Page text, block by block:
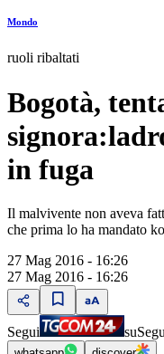
Mondo
ruoli ribaltati
Bogotà,
in fuga
Il malvivente non aveva
che prima lo ha mandato
27 Mag 2016 - 16:26
27 Mag 2016 - 16:26
Segui su